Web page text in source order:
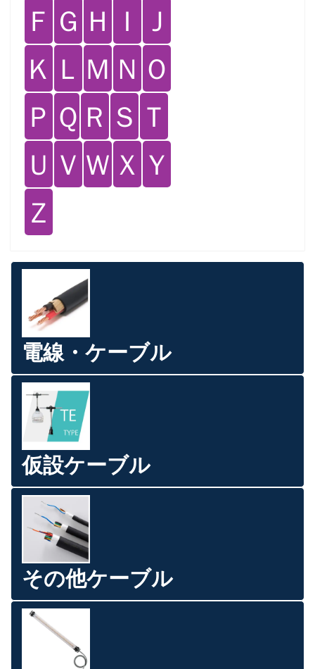
Ｆ Ｇ Ｈ Ｉ Ｊ
Ｋ Ｌ Ｍ Ｎ Ｏ
Ｐ Ｑ Ｒ Ｓ Ｔ
Ｕ Ｖ Ｗ Ｘ Ｙ
Ｚ
電線・ケーブル
仮設ケーブル
その他ケーブル